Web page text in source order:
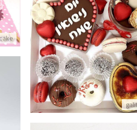
מארז מתוק ליום נישואין
פרטים נוספים